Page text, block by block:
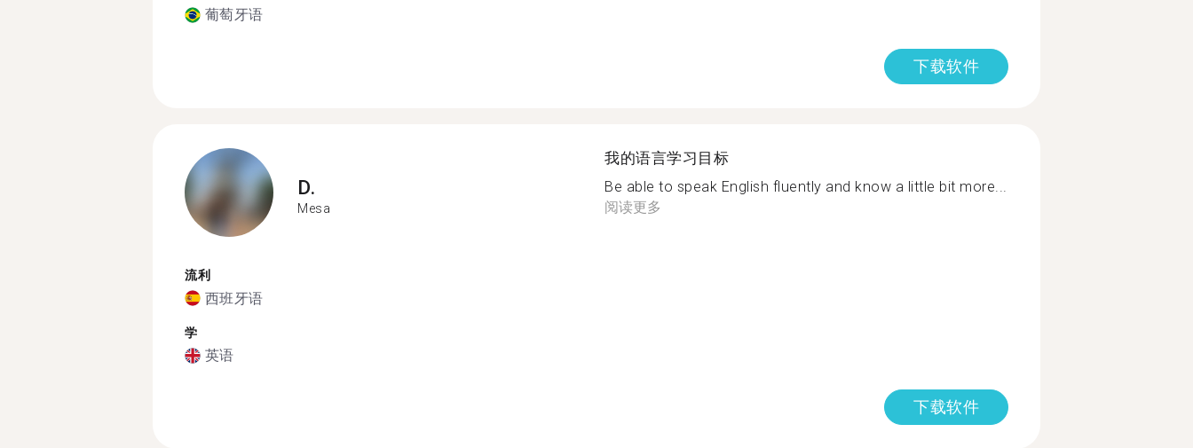
葡萄牙语
下载软件
D.
Mesa
流利
西班牙语
学
英语
我的语言学习目标
Be able to speak English fluently and know a little bit more...
阅读更多
下载软件